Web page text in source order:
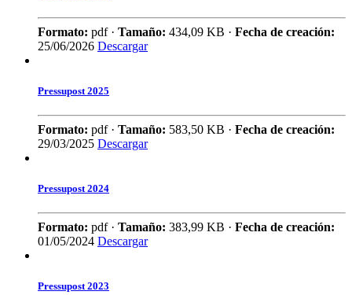
Formato: pdf · Tamaño: 434,09 KB · Fecha de creación:
25/06/2026 Descargar
Pressupost 2025
Formato: pdf · Tamaño: 583,50 KB · Fecha de creación:
29/03/2025 Descargar
Pressupost 2024
Formato: pdf · Tamaño: 383,99 KB · Fecha de creación:
01/05/2024 Descargar
Pressupost 2023